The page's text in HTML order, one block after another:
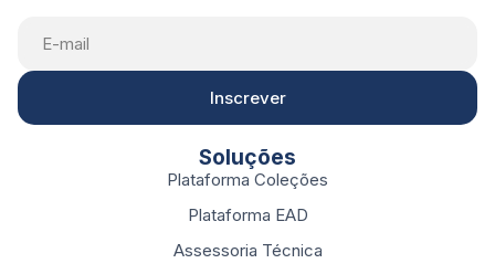
Inscrever
Soluções
Plataforma Coleções
Plataforma EAD
Assessoria Técnica